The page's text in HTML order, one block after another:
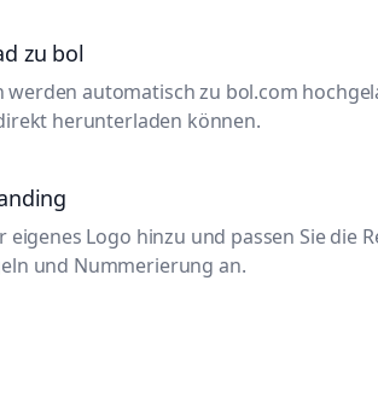
zu bol
werden automatisch zu bol.com
herunterladen können.
eigenes Logo hinzu und passen Sie die
und Nummerierung an.